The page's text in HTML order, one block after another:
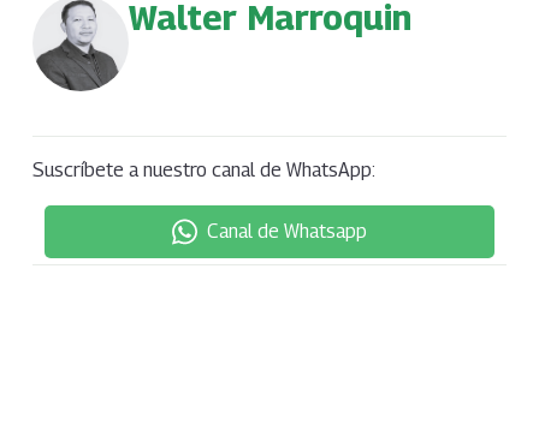
Walter Marroquin
Suscríbete a nuestro canal de WhatsApp:
Canal de Whatsapp